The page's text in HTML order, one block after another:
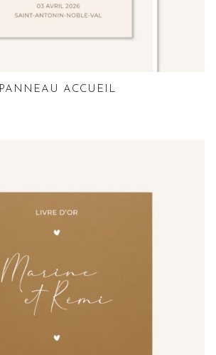
PANNEAU ACCUEIL